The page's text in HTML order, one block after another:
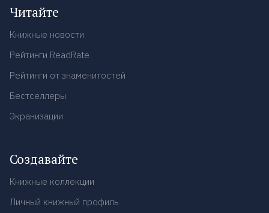
Читайте
Книжные новости
Рейтинги ReadRate
Рейтинги от знаменитостей
Бестселлеры
Экранизации
Создавайте
Книжные коллекции
Личный книжный профиль